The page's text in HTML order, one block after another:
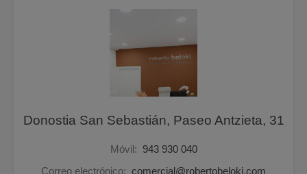
Donostia San Sebastián, Paseo Antzieta, 31
Móvil: 943 930 040
Correo electrónico: comercial@robertobeloki.com